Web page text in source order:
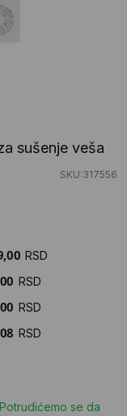
sušenje veša
SKU:317556
RSD
RSD
RSD
RSD
se da